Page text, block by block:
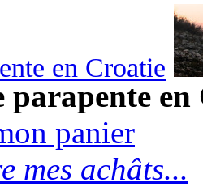
en Croatie
parapente
panier
mes achâts...